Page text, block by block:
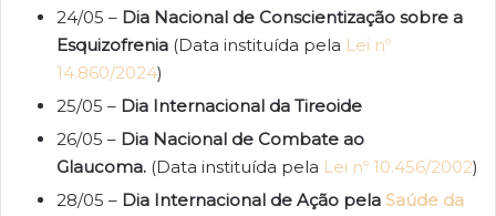
24/05 – Dia Nacional de Conscientização sobre a
Esquizofrenia (Data instituída pela Lei nº
14.860/2024)
25/05 – Dia Internacional da Tireoide
26/05 – Dia Nacional de Combate ao
Glaucoma. (Data instituída pela Lei nº 10.456/2002)
28/05 – Dia Internacional de Ação pela Saúde da